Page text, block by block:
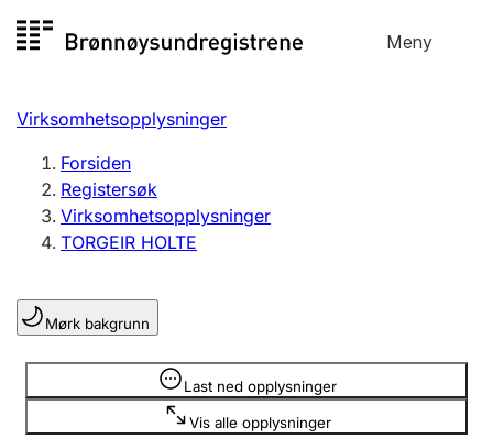
til
Meny
Registersøk
Aksjeselskap
Enkeltpersonforetak
Registrere, endre, slette
Lag og forening
Registrere, endre, slette
Virksomhetsopplysninger
Forsiden
Registersøk
Virksomhetsopplysninger
TORGEIR HOLTE
Mørk bakgrunn
Last ned opplysninger
Vis alle opplysninger
Opplysninger er skjult